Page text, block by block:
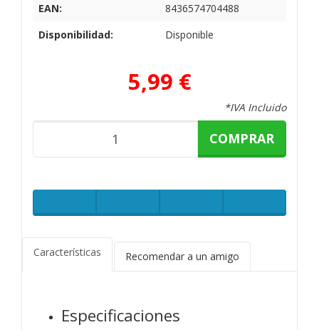
EAN:
8436574704488
Disponibilidad:
Disponible
5,99 €
*IVA Incluido
COMPRAR
Características Recomendar a un amigo
Especificaciones